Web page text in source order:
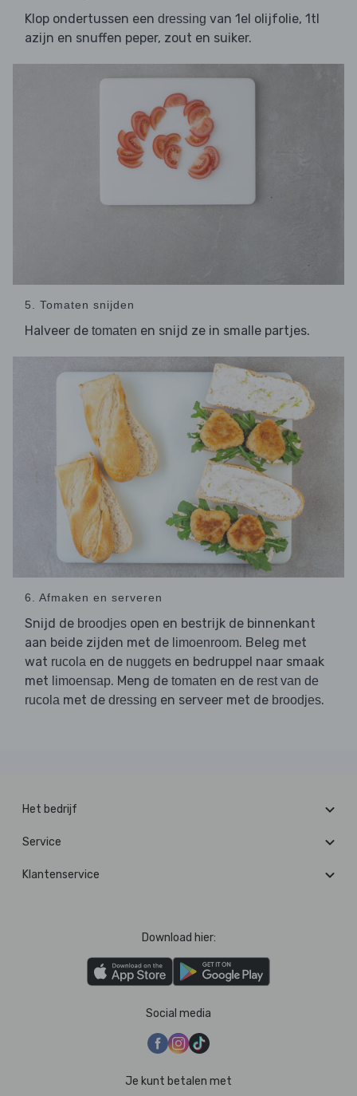
Klop ondertussen een dressing van 1el olijfolie, 1tl
azijn en snuffen peper, zout en suiker.
5. Tomaten snijden
Halveer de tomaten en snijd ze in smalle partjes.
6. Afmaken en serveren
Snijd de broodjes open en bestrijk de binnenkant
aan beide zijden met de limoenroom. Beleg met
wat rucola en de nuggets en bedruppel naar smaak
met limoensap. Meng de tomaten en de rest van de
rucola met de dressing en serveer met de broodjes.
Het bedrijf
Service
Klantenservice
Download hier:
Social media
Je kunt betalen met